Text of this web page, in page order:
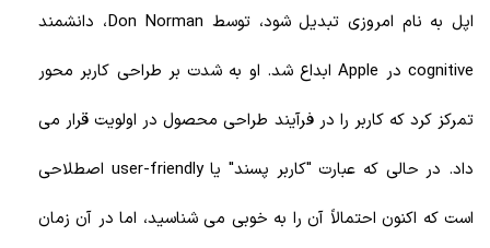
اپل به نام امروزی تبدیل شود، توسط Don Norman، دانشمند
cognitive در Apple ابداع شد. او به شدت بر طراحی کاربر محور
تمرکز کرد که کاربر را در فرآیند طراحی محصول در اولویت قرار می
داد. در حالی که عبارت "کاربر پسند" یا user-friendly اصطلاحی
است که اکنون احتمالاً آن را به خوبی می شناسید، اما در آن زمان